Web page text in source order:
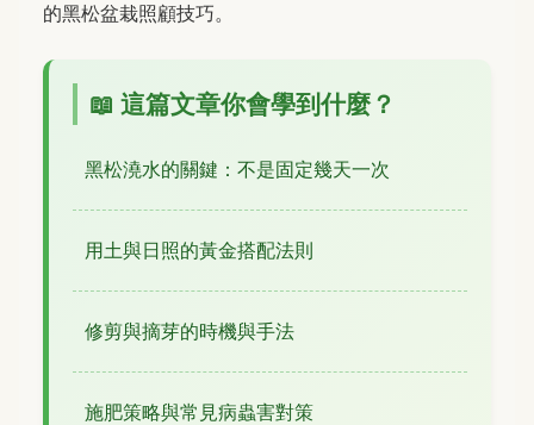
的黑松盆栽照顧技巧。
📖 這篇文章你會學到什麼？
黑松澆水的關鍵：不是固定幾天一次
用土與日照的黃金搭配法則
修剪與摘芽的時機與手法
施肥策略與常見病蟲害對策